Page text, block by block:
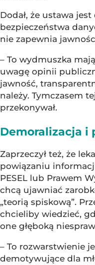
Dodał, że ustawa
bezpieczeństwa
nie zapewnia
– To wydmuszka
uwagę opinii
jawność,
należy. Tymczasem
przekonywał.
Demoralizacja i
Zaprzeczył też, że
powiązaniu
PESEL lub Prawem
chcą ujawniać
„teorią spiskową”.
chcieliby wiedzieć,
one głęboką
– To rozwarstwienie
demotywujące dla